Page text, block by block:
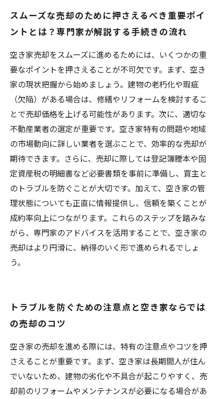
スムーズな売却のために押さえるべき重要ポイ
ントとは？専門家が解説する手続きの流れ
空き家売却をスムーズに進めるためには、いくつかの重
要なポイントを押さえることが不可欠です。まず、空き
家の現状把握から始めましょう。建物の老朽化や瑕疵
（欠陥）がある場合は、修繕やリフォームを検討するこ
とで売却価格を上げる可能性があります。次に、適切な
不動産業者の選定が重要です。空き家特有の問題や地域
の市場動向に詳しい業者を選ぶことで、効率的な売却が
期待できます。さらに、売却に際しては登記簿謄本や固
定資産税の明細書など必要書類を事前に準備し、買主と
のトラブルを防ぐことが大切です。加えて、空き家の管
理状態についても正直に情報提供し、信頼を築くことが
成約率向上につながります。これらのステップを踏みな
がら、専門家のアドバイスを活用することで、空き家の
売却はより円滑に、納得のいく形で進められるでしょ
う。
トラブルを防ぐための注意点と空き家ならでは
の売却のコツ
空き家の売却を進める際には、特有の注意点やコツを押
さえることが重要です。まず、空き家は長期間人が住ん
でいないため、建物の劣化や不具合が起こりやすく、売
却前のリフォームやメンテナンスが必要になる場合があ